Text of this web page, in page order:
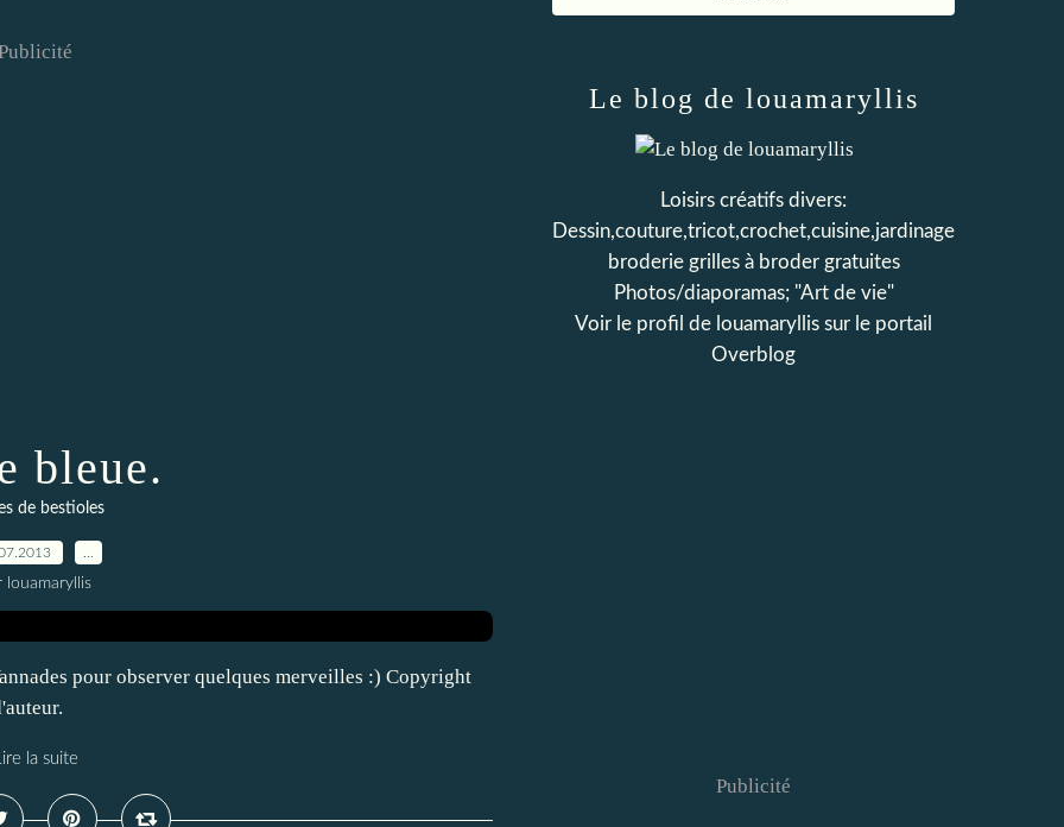
bleue.
de bestioles
louamaryllis
pour observer quelques merveilles :) Copyright
la suite
Le blog de louamaryllis
Loisirs créatifs divers:
Dessin,couture,tricot,crochet,cuisine,jardinage
broderie grilles à broder gratuites
Photos/diaporamas; "Art de vie"
Voir le profil de louamaryllis sur le portail
Overblog
Publicité